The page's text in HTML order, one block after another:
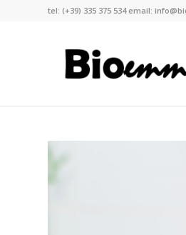
tel: (+39) 335 375 534email: